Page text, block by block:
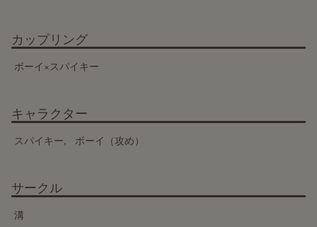
カップリング
ボーイ×スパイキー
キャラクター
スパイキー ボーイ（攻め）
サークル
溝